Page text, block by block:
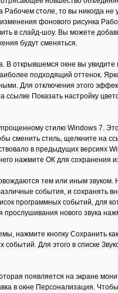
столе, то вы никогда не
фонового рисунка
в слайд-шоу. Вы можете
будут сменяться.
открывшемся окне вы
подходящий оттенок.
Для отключения этого
Показать настройку
стилю Windows 7.
сменить стиль, щелкните на
в предыдущих версиях
нажмите ОК для сохранения
тем или иным
события, и сохранять
программных событий, для
нового звука
нажмите кнопку Сохранить
Для этого в списке
появляется на экране
в окне Персонализация.